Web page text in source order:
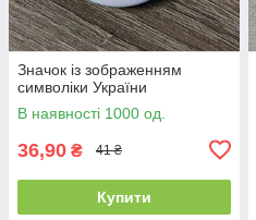
Значок із зображенням
символіки України
В наявності 1000 од.
36,90 ₴ 41 ₴
Купити